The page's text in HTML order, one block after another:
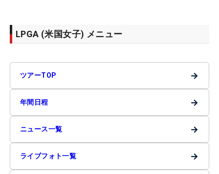
LPGA (米国女子) メニュー
ツアーTOP →
年間日程 →
ニュース一覧 →
ライブフォト一覧 →